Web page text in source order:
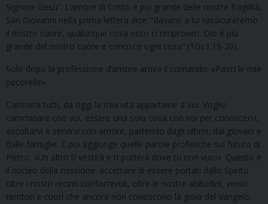
Signore Gesù”. L’amore di Cristo è più grande delle nostre fragilità,
San Giovanni nella prima lettera dice: “davanti a lui rassicureremo
il nostro cuore, qualunque cosa esso ci rimproveri. Dio è più
grande del nostro cuore e conosce ogni cosa” (1Gv3,19-20).
Solo dopo la professione d’amore arriva il comando: «Pasci le mie
pecorelle».
Carissimi tutti, da oggi la mia vita appartiene a voi. Voglio
camminare con voi, essere una sola cosa con voi per conoscervi,
ascoltarvi e servirvi con amore, partendo dagli ultimi, dai giovani e
dalle famiglie. E poi aggiunge quelle parole profetiche sul futuro di
Pietro: «Un altro ti vestirà e ti porterà dove tu non vuoi». Questo è
il nucleo della missione: accettare di essere portati dallo Spirito
oltre i nostri recinti confortevoli, oltre le nostre abitudini, verso
territori e cuori che ancora non conoscono la gioia del Vangelo.